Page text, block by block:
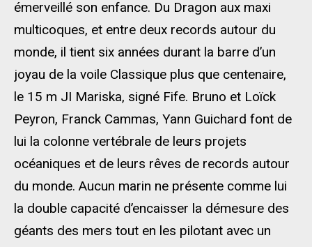
émerveillé son enfance. Du Dragon aux maxi
multicoques, et entre deux records autour du
monde, il tient six années durant la barre d’un
joyau de la voile Classique plus que centenaire,
le 15 m JI Mariska, signé Fife. Bruno et Loïck
Peyron, Franck Cammas, Yann Guichard font de
lui la colonne vertébrale de leurs projets
océaniques et de leurs rêves de records autour
du monde. Aucun marin ne présente comme lui
la double capacité d’encaisser la démesure des
géants des mers tout en les pilotant avec un